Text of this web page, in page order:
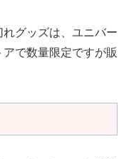
グッズは、ユニバー
で数量限定ですが販